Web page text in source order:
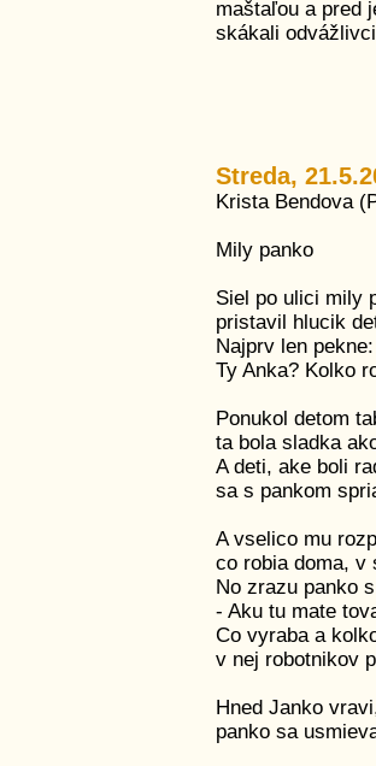
maštaľou a pred
skákali
Streda,
Krista Bendova
Mily panko
Siel po ulici mily
pristavil hlucik
Najprv len
Ty Anka? Kolko
Ponukol detom
ta bola sladka
A deti, ake boli
sa s pankom
A vselico mu
co robia doma, v
No zrazu panko
- Aku tu mate
Co vyraba a
v nej robotnikov
Hned Janko
panko sa